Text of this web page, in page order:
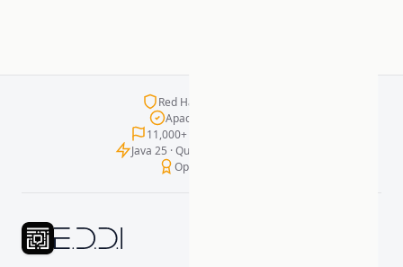
Red Hat प्रमाणित कंटेनर
Apache 2.0 लाइसेंस
11,000+ टेस्ट · शून्य विफलताएँ
Java 25 · Quarkus · LangChain4j
OpenSSF Gold